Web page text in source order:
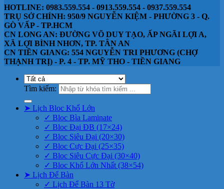
HOTLINE: 0983.559.554 - 0913.559.554 - 0937.559.554
TRỤ SỞ CHÍNH: 950/9 NGUYỄN KIỆM - PHƯỜNG 3 - Q.
GÒ VẤP - TP.HCM
CN LONG AN: ĐƯỜNG VÕ DUY TẠO, ẤP NGÃI LỢI A,
XÃ LỢI BÌNH NHƠN, TP. TÂN AN
CN TIỀN GIANG: 554 NGUYỄN TRI PHƯƠNG (CHỢ
THẠNH TRỊ) - P. 4 - TP. MỸ THO - TIỀN GIANG
Tìm kiếm:
➤ Lịch Bloc Khổ Lớn
✓ Bloc Bìa Laminate
✓ Bloc Đại ĐB (17×24)
✓ Bloc Siêu Đại (20×30)
✓ Bloc Cực Đại (25×35)
✓ Bloc Siêu Cực Đại (30×40)
✓ Bloc Khổ Lớn Nhất (38×54)
➤ Lịch Để Bàn
✓ Lịch Để Bàn 13 Tờ